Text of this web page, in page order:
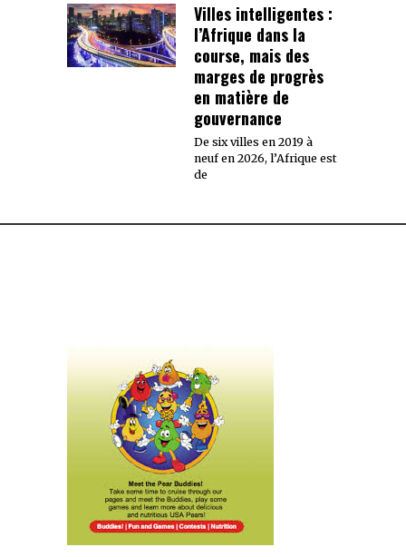
Villes intelligentes :
l’Afrique dans la
course, mais des
marges de progrès
en matière de
gouvernance
De six villes en 2019 à
neuf en 2026, l’Afrique est
de